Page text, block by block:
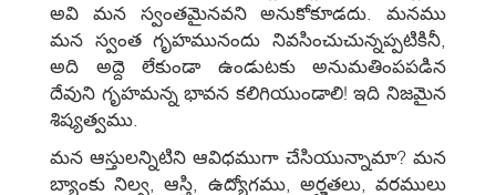
అవి మన స్వంతమైనవని అనుకోకూడదు. మనము
మన స్వంత గృహమునందు నివసించుచున్నప్పటికినీ,
అది అద్దె లేకుండా ఉండుటకు అనుమతింపపడిన
దేవుని గృహమన్న భావన కలిగియుండాలి! ఇది నిజమైన
శిష్యత్వము.
మన ఆస్తులన్నిటిని ఆవిధముగా చేసియున్నామా? మన
బ్యాంకు నిల్వ, ఆస్తి, ఉద్యోగము, అర్హతలు, వరములు